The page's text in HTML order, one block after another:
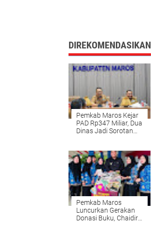
DIREKOMENDASIKAN
Pemkab Maros Kejar
PAD Rp347 Miliar, Dua
Dinas Jadi Sorotan
Pemkab Maros
Luncurkan Gerakan
Donasi Buku, Chaidir